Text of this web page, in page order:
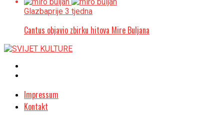
Glazbaprije 3 tjedna
Cantus objavio zbirku hitova Mire Buljana
Impressum
Kontakt